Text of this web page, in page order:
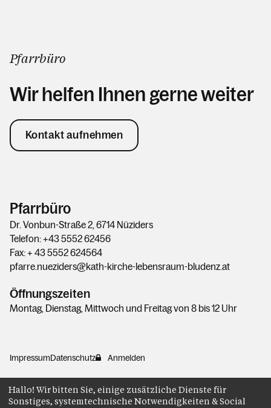
Pfarrbüro
Wir helfen Ihnen gerne weiter
Kontakt aufnehmen
Pfarrbüro
Dr. Vonbun-Straße 2, 6714 Nüziders
Telefon: +43 5552 62456
Fax: + 43 5552 624564
pfarre.nueziders@kath-kirche-lebensraum-bludenz.at
Öffnungszeiten
Montag, Dienstag, Mittwoch und Freitag von 8 bis 12 Uhr
ImpressumDatenschutz Anmelden
Hallo! Wir bitten Sie, einige zusätzliche Dienste für
Sonstiges, systemtechnische Notwendigkeiten & Social